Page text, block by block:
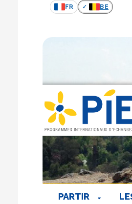
FR BE
PARTIR